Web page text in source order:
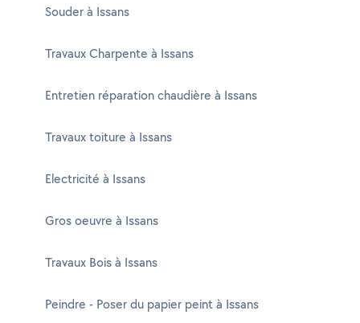
Souder à Issans
Travaux Charpente à Issans
Entretien réparation chaudière à Issans
Travaux toiture à Issans
Electricité à Issans
Gros oeuvre à Issans
Travaux Bois à Issans
Peindre - Poser du papier peint à Issans